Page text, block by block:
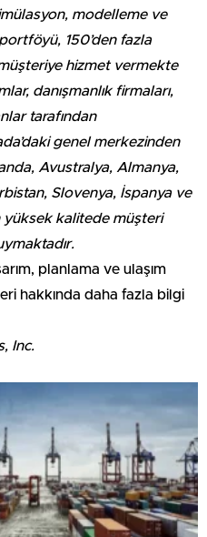
modelleme ve
150’den fazla
hizmet vermekte
danışmanlık firmaları,
tarafından
genel merkezinden
Avustralya, Almanya,
Slovenya, İspanya ve
yüksek kalitede müşteri
planlama ve ulaşım
hakkında daha fazla bilgi
Inc.